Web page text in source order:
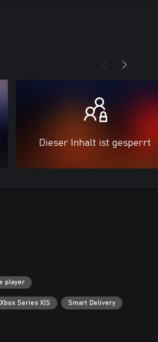
Dieser Inhalt ist gesperrt
player
Series X|S Smart Delivery